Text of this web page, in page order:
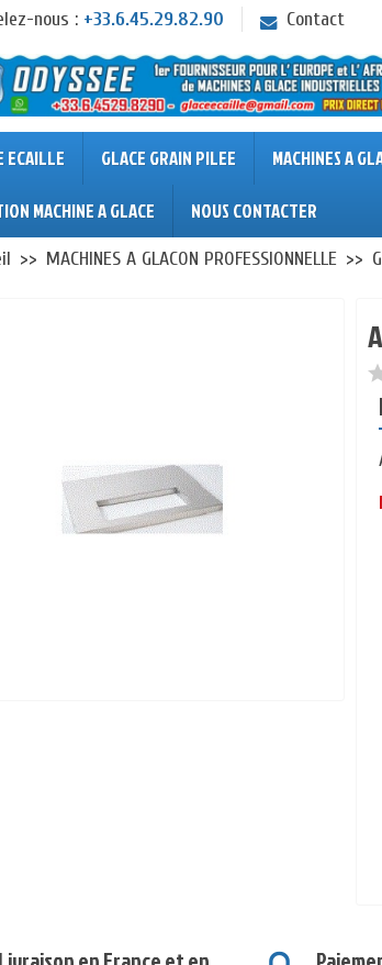
nous : +33.6.45.29.82.90 Contact
ECAILLE GLACE GRAIN PILEE MACHINES A
MACHINE A GLACE NOUS CONTACTER
MACHINES A GLACON PROFESSIONNELLE